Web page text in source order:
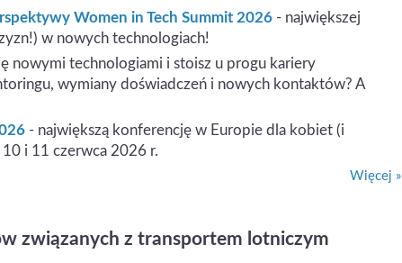
Women in Tech Summit 2026- największej
w nowych technologiach!
nowymi technologiami i stoisz u progu kariery
wymiany doświadczeń i nowych kontaktów? A
- największą konferencję w Europie dla kobiet (i
i 11 czerwca 2026 r.
Więcej »
związanych z transportem lotniczym